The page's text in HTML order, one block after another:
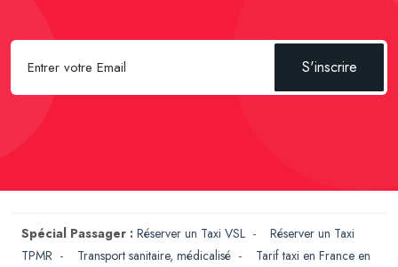
S'inscrire
Spécial Passager : Réserver un Taxi VSL - Réserver un Taxi
TPMR - Transport sanitaire, médicalisé - Tarif taxi en France en